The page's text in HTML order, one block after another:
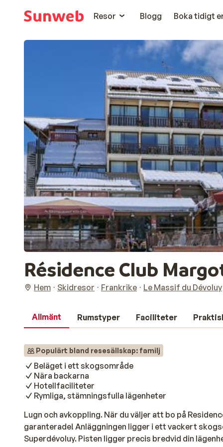
Resor
Blogg Boka tidigt
Résidence Club
Hem Skidresor Frankrike Le Massif du Dévoluy
Allmänt Rumstyper Faciliteter
Populärt bland resesällskap: familj
Beläget i ett skogsområde
Nära backarna
Hotellfaciliteter
Rymliga, stämningsfulla lägenheter
Lugn och avkoppling. När du väljer att bo på
garanterade! Anläggningen ligger i ett vackert
Superdévoluy. Pisten ligger precis bredvid din